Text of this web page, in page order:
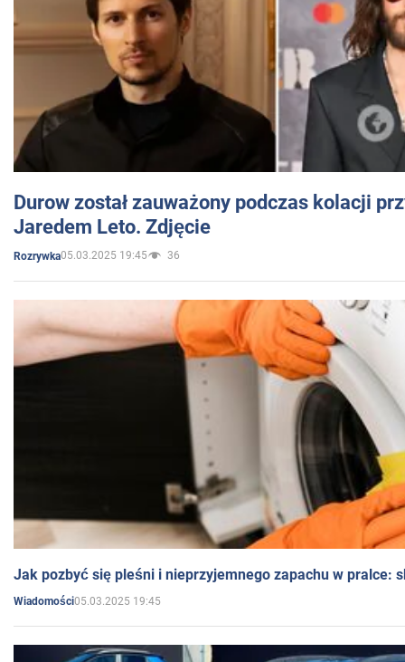
Durow został zauważony podczas kolacji
Jaredem Leto. Zdjęcie
Rozrywka05.03.2025 19:45 36
Jak pozbyć się pleśni i nieprzyjemnego zapachu w pralce:
Wiadomości05.03.2025 19:45